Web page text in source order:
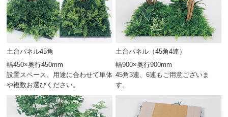
土台パネル45角
幅450×奥行450mm
設置スペース、用途に合わせて単体
や複数お選びください。
土台パネル（45角4連）
幅900×奥行900mm
45角3連、6連もご用意ございま
す。